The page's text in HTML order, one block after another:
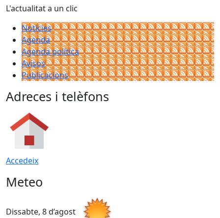
L'actualitat a un clic
Notícies
Agenda
Agenda política
Avisos
Publicacions
Adreces i telèfons
Accedeix
Meteo
Dissabte, 8 d’agost